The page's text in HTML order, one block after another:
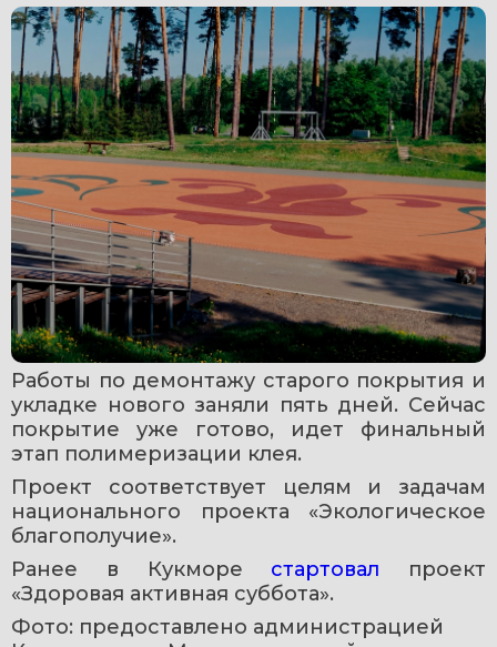
Работы по демонтажу старого покрытия и
укладке нового заняли пять дней. Сейчас
покрытие уже готово, идет финальный
этап полимеризации клея.
Проект соответствует целям и задачам
национального проекта «Экологическое
благополучие».
Ранее в Кукморе стартовал проект
«Здоровая активная суббота».
Фото: предоставлено администрацией